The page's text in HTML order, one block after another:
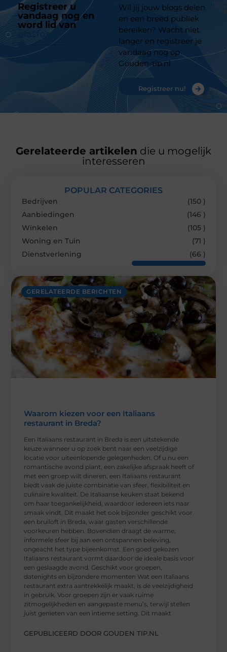
Registreer u
vandaag nog en
word lid van
platform
Wil jij jouw blogs delen
en een breed publiek
bereiken? Wacht niet
langer en registreer je
vandaag nog op
Gouden-tip.nl
Registreer nu!
Gerelateerde artikelen die u mogelijk
interesseren
GERELATEERDE BERICHTEN
Waarom kiezen voor een Italiaans
restaurant in Breda?
Een Italiaans restaurant in Breda is een uitstekende
keuze wanneer u op zoek bent naar een veelzijdige
locatie voor uiteenlopende gelegenheden. Of u nu een
romantische avond plant, een zakelijke afspraak heeft of
met een groep wilt dineren, een Italiaans restaurant
biedt vaak de juiste combinatie van sfeer, flexibiliteit en
culinaire kwaliteit. De Italiaanse keuken staat bekend
om haar toegankelijkheid, waardoor iedereen iets naar
smaak vindt. Dit maakt het ook bijzonder geschikt voor
een bruiloft in Breda, waar gasten verschillende
voorkeuren hebben. Bovendien draagt de warme,
informele sfeer bij aan een ontspannen beleving,
ongeacht het type bijeenkomst. Een goed gekozen
Italiaans restaurant vormt daardoor de ideale basis voor
een geslaagde avond. Geschikt voor groepen,
datenights en bijzondere momenten Wat een Italiaans
restaurant extra aantrekkelijk maakt, is de veelzijdigheid
in gebruik. Voor groepen zijn er vaak ruime
zitmogelijkheden en aangepaste menu’s, terwijl stellen
juist genieten van een intieme setting. Dit maakt
GEPUBLICEERD DOOR GOUDEN TIP.NL
POPULAR CATEGORIES
Bedrijven
(150 )
Aanbiedingen
(146 )
Winkelen
(105 )
Woning en Tuin
(71 )
Dienstverlening
(66 )